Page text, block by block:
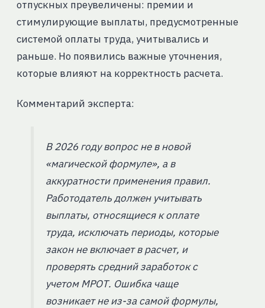
отпускных преувеличены: премии и
стимулирующие выплаты, предусмотренные
системой оплаты труда, учитывались и
раньше. Но появились важные уточнения,
которые влияют на корректность расчета.
Комментарий эксперта:
В 2026 году вопрос не в новой
«магической формуле», а в
аккуратности применения правил.
Работодатель должен учитывать
выплаты, относящиеся к оплате
труда, исключать периоды, которые
закон не включает в расчет, и
проверять средний заработок с
учетом МРОТ. Ошибка чаще
возникает не из-за самой формулы,